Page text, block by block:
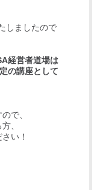
しましたので
経営者道場は
の講座として
で、
、
い！